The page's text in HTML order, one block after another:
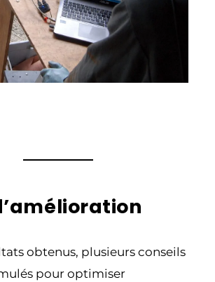
obtenus, plusieurs conseils
pour optimiser